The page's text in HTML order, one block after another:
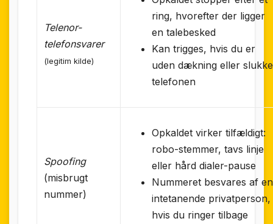
Telenor-
telefonsvarer
(legitim kilde)
ring, hvorefter der ligger
en talebesked
Kan trigges, hvis du er
uden dækning eller
telefonen
Spoofing
(misbrugt
nummer)
Opkaldet virker tilfældigt:
robo-stemmer, tavs linje
eller hård dialer-pause
Nummeret besvares af en
intetanende privatperson,
hvis du ringer tilbage